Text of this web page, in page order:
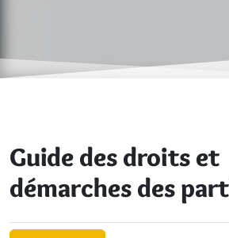
Guide des droits et
démarches des